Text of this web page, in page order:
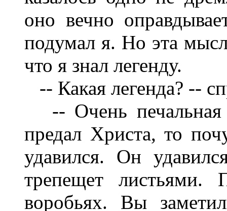
оно вечно
подумал я. Но эта
что я знал легенду.
-- Какая легенда? --
-- Очень печальная
предал Христа, то
удавился. Он
трепещет листьями.
воробьях. Вы